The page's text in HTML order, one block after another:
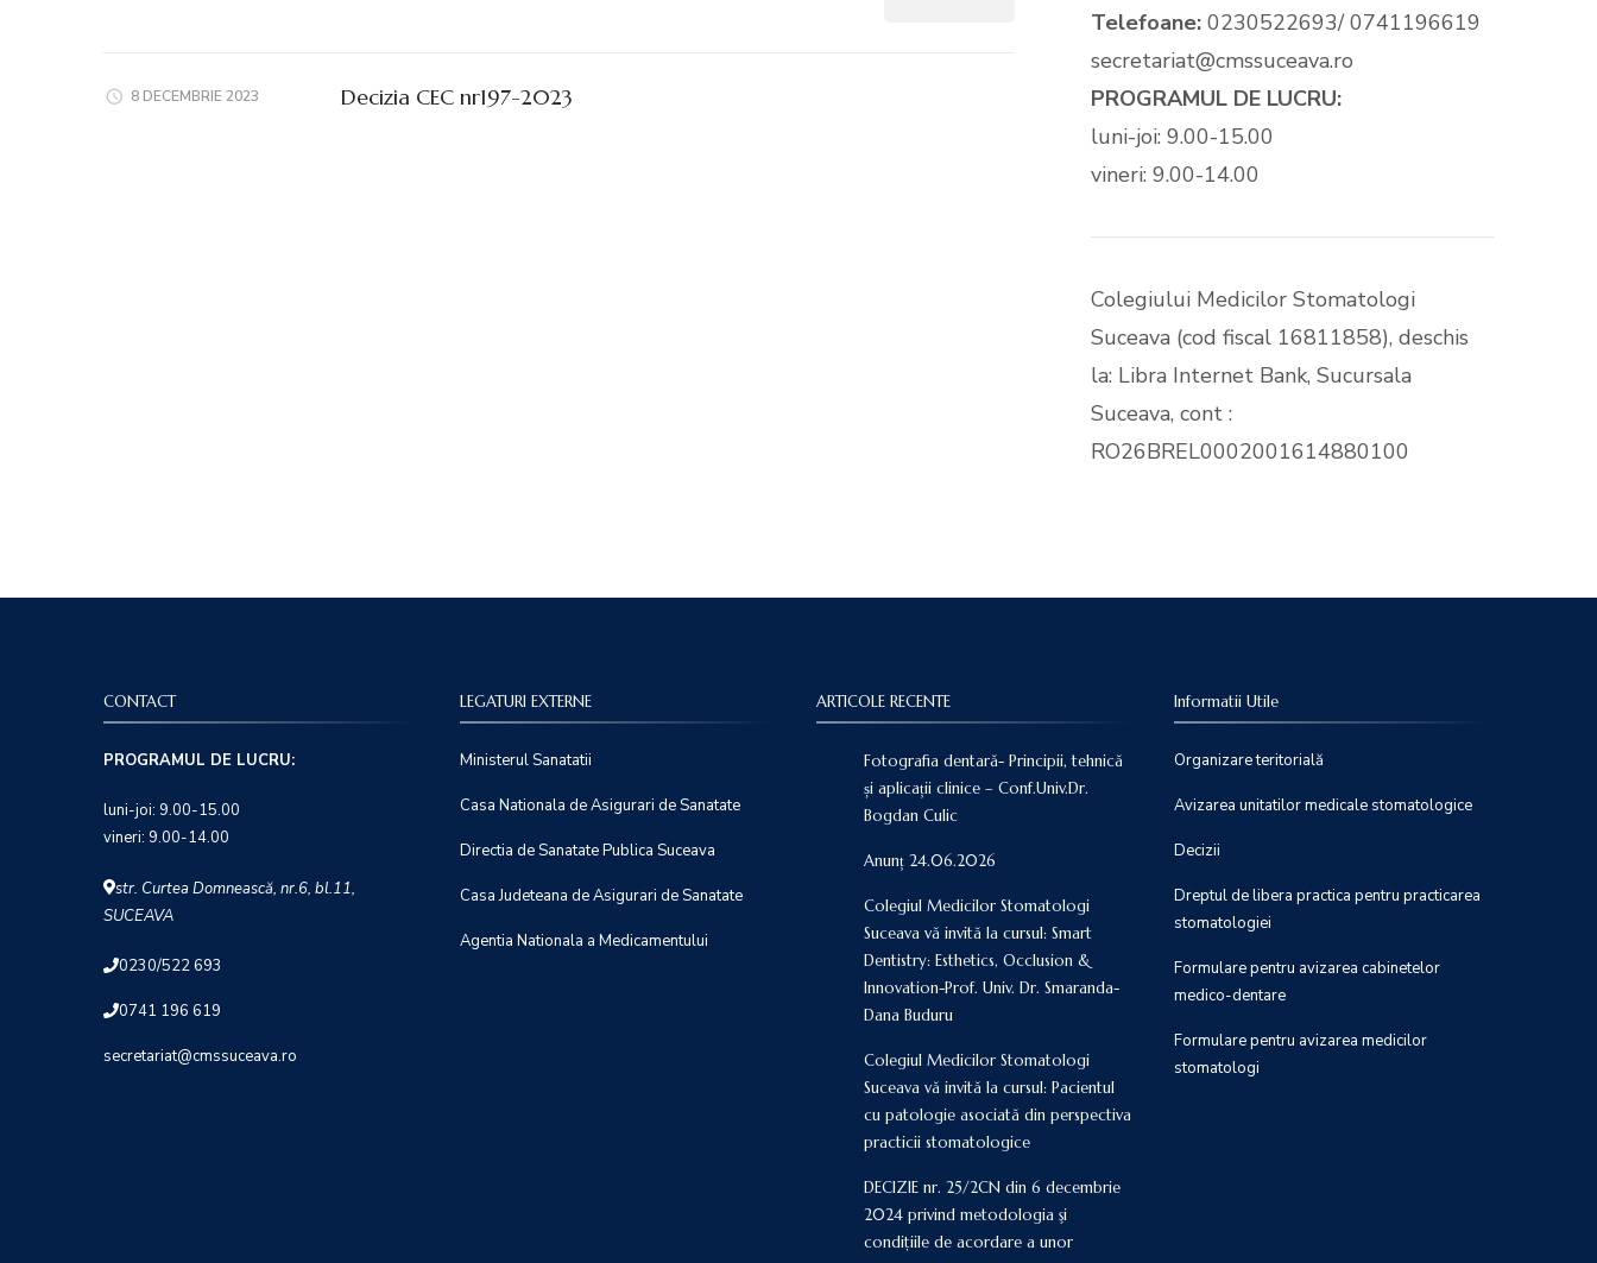
8 DECEMBRIE 2023 Decizia CEC nr197-2023
Telefoane:0230522693/ 0741196619
secretariat@cmssuceava.ro
PROGRAMUL DE LUCRU:
luni-joi: 9.00-15.00
vineri: 9.00-14.00
Colegiului Medicilor Stomatologi
Suceava (cod fiscal 16811858), deschis
la: Libra Internet Bank, Sucursala
Suceava, cont :
RO26BREL0002001614880100
CONTACT
PROGRAMUL DE LUCRU:
luni-joi: 9.00-15.00
vineri: 9.00-14.00
str. Curtea Domnească, nr.6, bl.11,
SUCEAVA
0230/522 693
0741 196 619
secretariat@cmssuceava.ro
LEGATURI EXTERNE
Ministerul Sanatatii
Casa Nationala de Asigurari de Sanatate
Directia de Sanatate Publica Suceava
Casa Judeteana de Asigurari de Sanatate
Agentia Nationala a Medicamentului
ARTICOLE RECENTE
Fotografia dentară- Principii, tehnică
și aplicații clinice – Conf.Univ.Dr.
Bogdan Culic
Anunț 24.06.2026
Colegiul Medicilor Stomatologi
Suceava vă invită la cursul: Smart
Dentistry: Esthetics, Occlusion &
Innovation-Prof. Univ. Dr. Smaranda-
Dana Buduru
Colegiul Medicilor Stomatologi
Suceava vă invită la cursul: Pacientul
cu patologie asociată din perspectiva
practicii stomatologice
DECIZIE nr. 25/2CN din 6 decembrie
2024 privind metodologia şi
condiţiile de acordare a unor
Informatii Utile
Organizare teritorială
Avizarea unitatilor medicale stomatologice
Decizii
Dreptul de libera practica pentru practicarea
stomatologiei
Formulare pentru avizarea cabinetelor
medico-dentare
Formulare pentru avizarea medicilor
stomatologi